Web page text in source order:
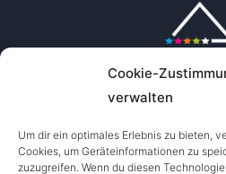
Cookie-
verwalten
Um dir ein optimales Erlebnis zu bieten,
Cookies, um Geräteinformationen zu
zuzugreifen. Wenn du diesen